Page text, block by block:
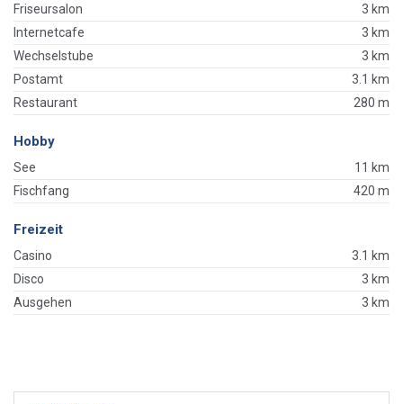
Friseursalon
3 km
Internetcafe
3 km
Wechselstube
3 km
Postamt
3.1 km
Restaurant
280 m
Hobby
See
11 km
Fischfang
420 m
Freizeit
Casino
3.1 km
Disco
3 km
Ausgehen
3 km